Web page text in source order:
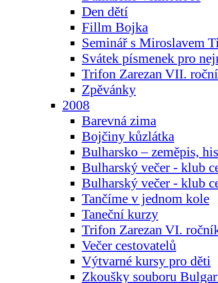
Den dětí
Fillm Bojka
Seminář s Miroslavem
Svátek písmenek pro
Trifon Zarezan VII.
Zpěvánky
2008
Barevná zima
Bojčiny kůzlátka
Bulharsko – zeměpis,
Bulharský večer - klub
Bulharský večer - klub
Tančíme v jednom kole
Taneční kurzy
Trifon Zarezan VI.
Večer cestovatelů
Výtvarné kursy pro děti
Zkoušky souboru